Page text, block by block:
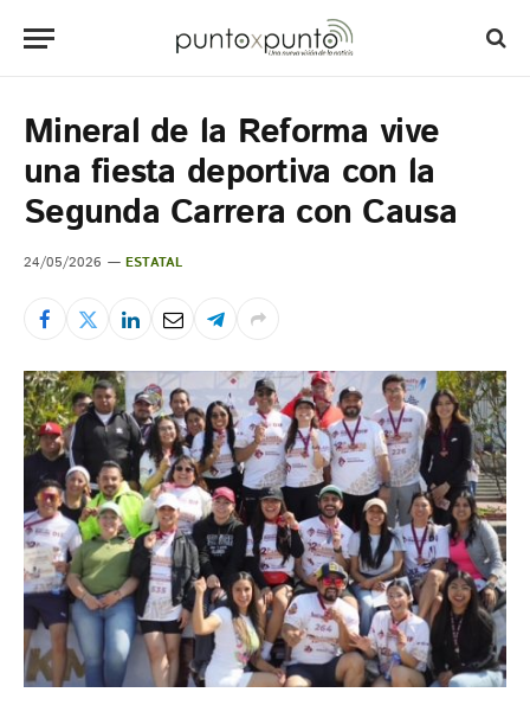
Mineral de la Reforma vive
una fiesta deportiva con la
Segunda Carrera con Causa
24/05/2026 ESTATAL